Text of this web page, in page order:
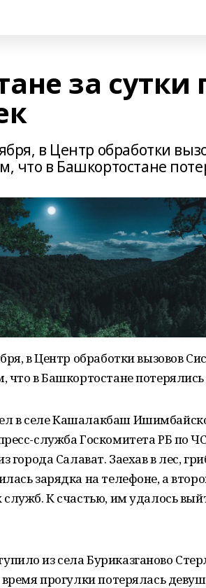
за сутки
в Центр обработки
что в Башкортостане
в Центр обработки вызовов
в Башкортостане потерялись
в селе Кашалакбаш
служба Госкомитета РБ по
города Салават. Заехав в лес,
зарядка на телефоне, а
К счастью, им удалось
из села Буриказганово
прогулки потерялась